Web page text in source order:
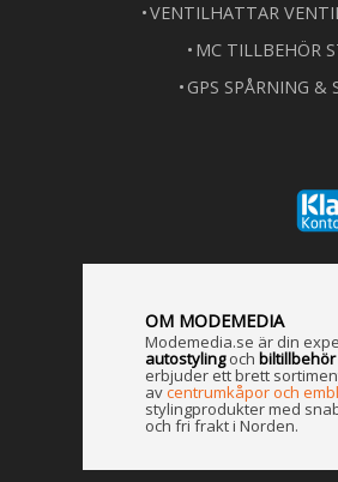
VENTILHATTAR
MC TILLBEHÖR
GPS SPÅRNING &
OM MODEMEDIA
Modemedia.se är din
autostylingoch biltillbehör
erbjuder ett brett
avcentrumkåpor och
stylingprodukter med
och fri frakt i Norden.